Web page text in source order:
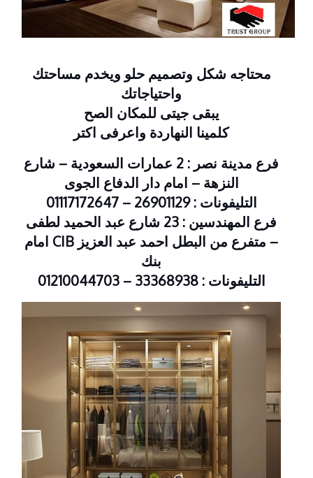
محتاجه شكل وتصميم حلو ويخدم مساحتك
واحتياجاتك
يبقى جيتى للمكان الصح
كلمينا النهاردة واعرفى اكتر
فرع مدينة نصر : 2 عمارات السعودية – شارع
النزهة – امام دار الدفاع الجوى
التليفونات : 26901129 – 01117172647
فرع المهندسين : 23 شارع عبد الحميد لطفى
– متفرع من البطل احمد عبد العزيز CIB امام
بنك
التليفونات : 33368938 – 01210044703